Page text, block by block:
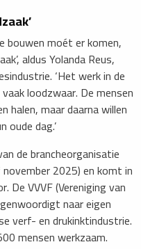
bouwen moét er komen,
​aldus Yolanda Reus,
‘Het werk in de
loodzwaar. De mensen
halen, maar daarna willen
oude dag.’
de brancheorganisatie
2025) en komt in
De VVVF (Vereniging van
naar eigen
verf- en drukinktindustrie.
mensen werkzaam.